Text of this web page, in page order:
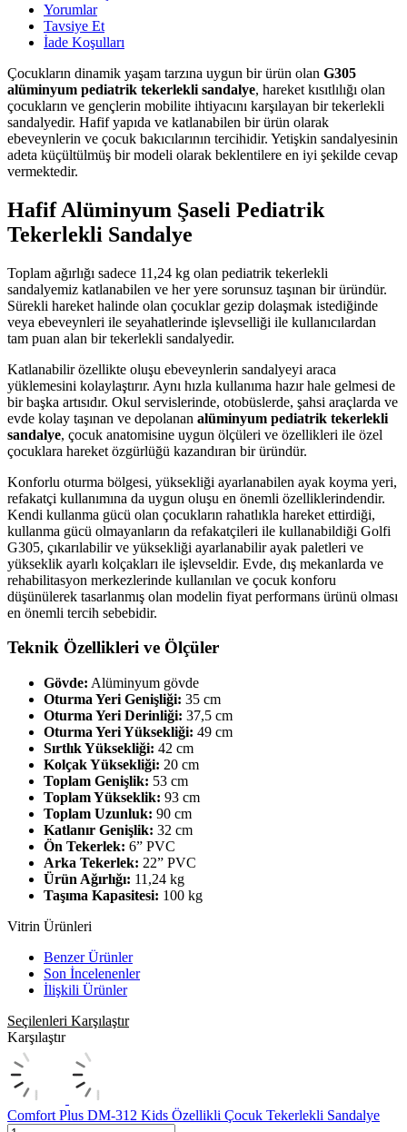
Yorumlar
Tavsiye Et
İade Koşulları
Çocukların dinamik yaşam tarzına uygun bir ürün olan G305
alüminyum pediatrik tekerlekli sandalye, hareket kısıtlılığı olan
çocukların ve gençlerin mobilite ihtiyacını karşılayan bir tekerlekli
sandalyedir. Hafif yapıda ve katlanabilen bir ürün olarak
ebeveynlerin ve çocuk bakıcılarının tercihidir. Yetişkin sandalyesinin
adeta küçültülmüş bir modeli olarak beklentilere en iyi şekilde cevap
vermektedir.
Hafif Alüminyum Şaseli Pediatrik
Tekerlekli Sandalye
Toplam ağırlığı sadece 11,24 kg olan pediatrik tekerlekli
sandalyemiz katlanabilen ve her yere sorunsuz taşınan bir üründür.
Sürekli hareket halinde olan çocuklar gezip dolaşmak istediğinde
veya ebeveynleri ile seyahatlerinde işlevselliği ile kullanıcılardan
tam puan alan bir tekerlekli sandalyedir.
Katlanabilir özellikte oluşu ebeveynlerin sandalyeyi araca
yüklemesini kolaylaştırır. Aynı hızla kullanıma hazır hale gelmesi de
bir başka artısıdır. Okul servislerinde, otobüslerde, şahsi araçlarda ve
evde kolay taşınan ve depolanan alüminyum pediatrik tekerlekli
sandalye, çocuk anatomisine uygun ölçüleri ve özellikleri ile özel
çocuklara hareket özgürlüğü kazandıran bir üründür.
Konforlu oturma bölgesi, yüksekliği ayarlanabilen ayak koyma yeri,
refakatçi kullanımına da uygun oluşu en önemli özelliklerindendir.
Kendi kullanma gücü olan çocukların rahatlıkla hareket ettirdiği,
kullanma gücü olmayanların da refakatçileri ile kullanabildiği Golfi
G305, çıkarılabilir ve yüksekliği ayarlanabilir ayak paletleri ve
yükseklik ayarlı kolçakları ile işlevseldir. Evde, dış mekanlarda ve
rehabilitasyon merkezlerinde kullanılan ve çocuk konforu
düşünülerek tasarlanmış olan modelin fiyat performans ürünü olması
en önemli tercih sebebidir.
Teknik Özellikleri ve Ölçüler
Gövde: Alüminyum gövde
Oturma Yeri Genişliği: 35 cm
Oturma Yeri Derinliği: 37,5 cm
Oturma Yeri Yüksekliği: 49 cm
Sırtlık Yüksekliği: 42 cm
Kolçak Yüksekliği: 20 cm
Toplam Genişlik: 53 cm
Toplam Yükseklik: 93 cm
Toplam Uzunluk: 90 cm
Katlanır Genişlik: 32 cm
Ön Tekerlek: 6” PVC
Arka Tekerlek: 22” PVC
Ürün Ağırlığı: 11,24 kg
Taşıma Kapasitesi: 100 kg
Vitrin Ürünleri
Benzer Ürünler
Son İncelenenler
İlişkili Ürünler
Seçilenleri Karşılaştır
Karşılaştır
Comfort Plus DM-312 Kids Özellikli Çocuk Tekerlekli Sandalye